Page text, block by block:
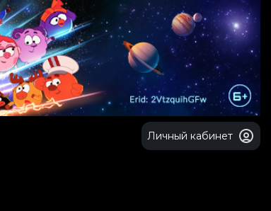
Личный кабинет